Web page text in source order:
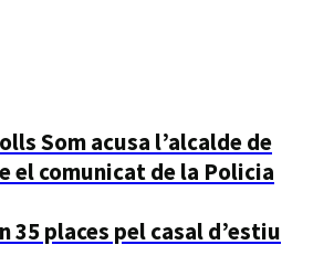
Som acusa l’alcalde de
el comunicat de la Policia
35 places pel casal d’estiu